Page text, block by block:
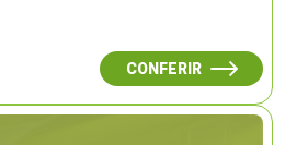
CONFERIR